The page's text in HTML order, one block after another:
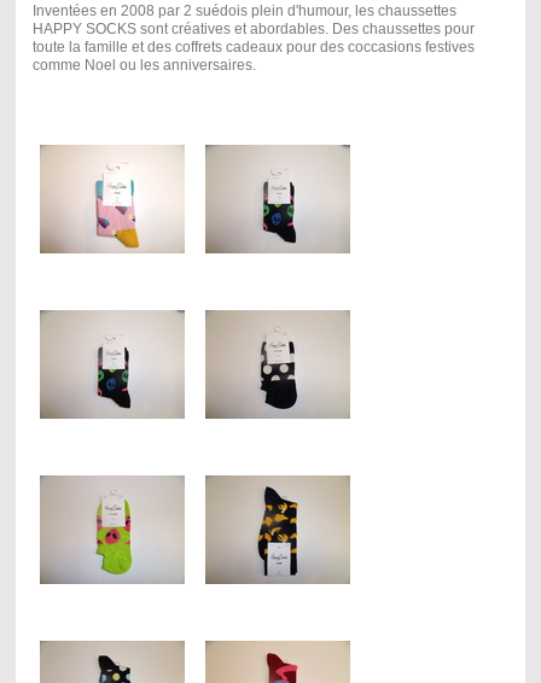
Inventées en 2008 par 2 suédois plein d'humour, les chaussettes
HAPPY SOCKS sont créatives et abordables. Des chaussettes pour
toute la famille et des coffrets cadeaux pour des coccasions festives
comme Noel ou les anniversaires.